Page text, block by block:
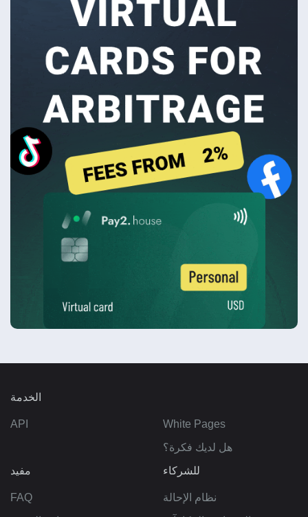
الخدمة
White Pages
API
هل لديك فكرة؟
للشركاء
نظام الإحالة
مفيد
FAQ